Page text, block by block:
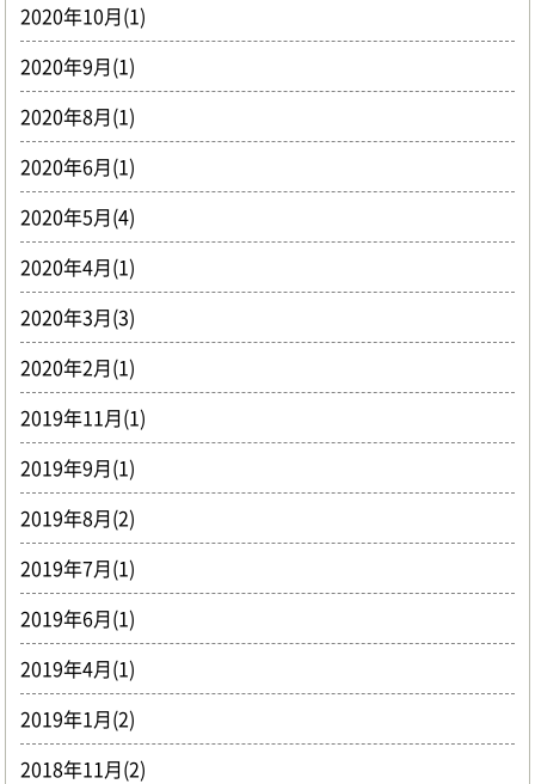
2020年10月(1)
2020年9月(1)
2020年8月(1)
2020年6月(1)
2020年5月(4)
2020年4月(1)
2020年3月(3)
2020年2月(1)
2019年11月(1)
2019年9月(1)
2019年8月(2)
2019年7月(1)
2019年6月(1)
2019年4月(1)
2019年1月(2)
2018年11月(2)